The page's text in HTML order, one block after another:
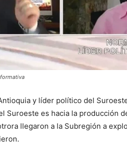
y líder político del
Suroeste es hacia la producción
llegaron a la Subregión a